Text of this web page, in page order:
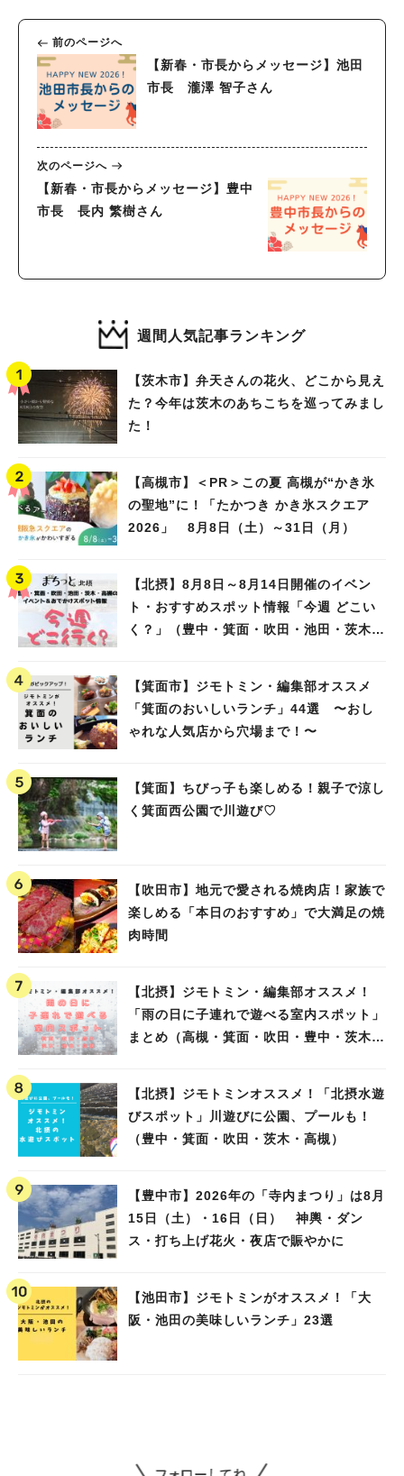
前のページへ
【新春・市長からメッセージ】池田
市長 瀧澤 智子さん
次のページへ
【新春・市長からメッセージ】豊中
市長 長内 繁樹さん
週間人気記事ランキング
【茨木市】弁天さんの花火、どこから見え
た？今年は茨木のあちこちを巡ってみまし
た！
【高槻市】＜PR＞この夏 高槻が“かき氷
の聖地”に！「たかつき かき氷スクエア
2026」 8月8日（土）～31日（月）
【北摂】8月8日～8月14日開催のイベン
ト・おすすめスポット情報「今週 どこい
く？」（豊中・箕面・吹田・池田・茨木・
【箕面市】ジモトミン・編集部オススメ
「箕面のおいしいランチ」44選 〜おし
ゃれな人気店から穴場まで！〜
【箕面】ちびっ子も楽しめる！親子で涼し
く箕面西公園で川遊び♡
【吹田市】地元で愛される焼肉店！家族で
楽しめる「本日のおすすめ」で大満足の焼
肉時間
【北摂】ジモトミン・編集部オススメ！
「雨の日に子連れで遊べる室内スポット」
まとめ（高槻・箕面・吹田・豊中・茨木・
【北摂】ジモトミンオススメ！「北摂水遊
びスポット」川遊びに公園、プールも！
（豊中・箕面・吹田・茨木・高槻）
【豊中市】2026年の「寺内まつり」は8月
15日（土）・16日（日） 神輿・ダン
ス・打ち上げ花火・夜店で賑やかに
【池田市】ジモトミンがオススメ！「大
阪・池田の美味しいランチ」23選